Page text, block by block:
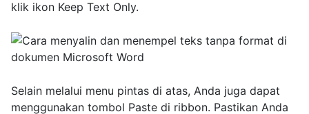
klik ikon Keep Text Only.
Selain melalui menu pintas di atas, Anda juga dapat
menggunakan tombol Paste di ribbon. Pastikan Anda